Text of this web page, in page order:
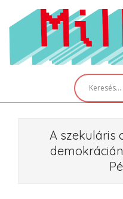
content
A szekuláris